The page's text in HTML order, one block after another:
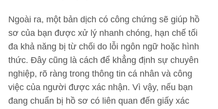
Ngoài ra, một bản dịch có công chứng sẽ giúp hồ
sơ của bạn được xử lý nhanh chóng, hạn chế tối
đa khả năng bị từ chối do lỗi ngôn ngữ hoặc hình
thức. Đây cũng là cách để khẳng định sự chuyên
nghiệp, rõ ràng trong thông tin cá nhân và công
việc của người được xác nhận. Vì vậy, nếu bạn
đang chuẩn bị hồ sơ có liên quan đến giấy xác